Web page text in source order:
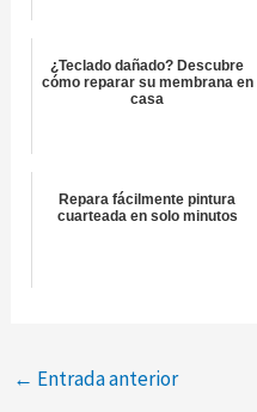
¿Teclado dañado? Descubre
cómo reparar su membrana en
casa
Repara fácilmente pintura
cuarteada en solo minutos
← Entrada anterior